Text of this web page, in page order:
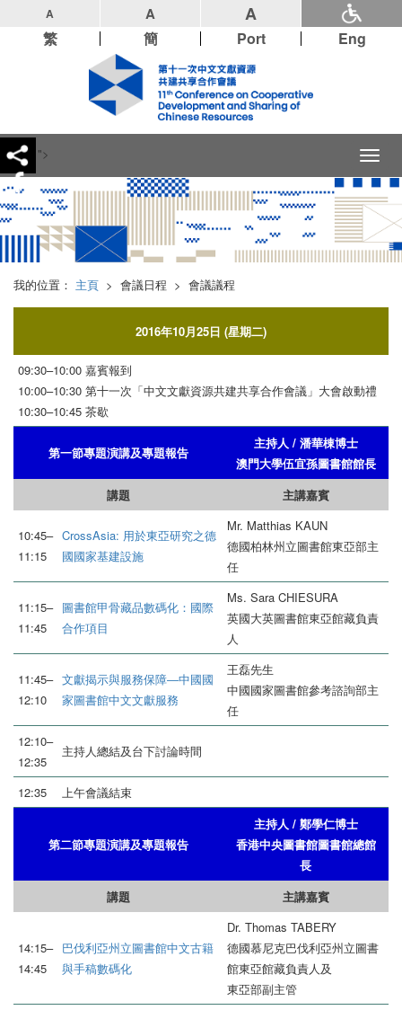
A A A
繁 簡 Port Eng
">
Toggle
我的位置： 主頁 > 會議日程 > 會議議程
2016年10月25日 (星期二)
09:30–10:00 嘉賓報到
10:00–10:30 第十一次「中文文獻資源共建共享合作會議」大會啟動禮
10:30–10:45 茶歇
第一節專題演講及專題報告
主持人 / 潘華棟博士
澳門大學伍宜孫圖書館館長
講題
主講嘉賓
10:45–
11:15
CrossAsia: 用於東亞研究之德
國國家基建設施
Mr. Matthias KAUN
德國柏林州立圖書館東亞部主
任
11:15–
11:45
圖書館甲骨藏品數碼化：國際
合作項目
Ms. Sara CHIESURA
英國大英圖書館東亞館藏負責
人
11:45–
12:10
文獻揭示與服務保障―中國國
家圖書館中文文獻服務
王磊先生
中國國家圖書館參考諮詢部主
任
12:10–
12:35
主持人總結及台下討論時間
12:35 上午會議結束
第二節專題演講及專題報告
主持人 / 鄭學仁博士
香港中央圖書館圖書館總館
長
講題
主講嘉賓
14:15–
14:45
巴伐利亞州立圖書館中文古籍
與手稿數碼化
Dr. Thomas TABERY
德國慕尼克巴伐利亞州立圖書
館東亞館藏負責人及
東亞部副主管